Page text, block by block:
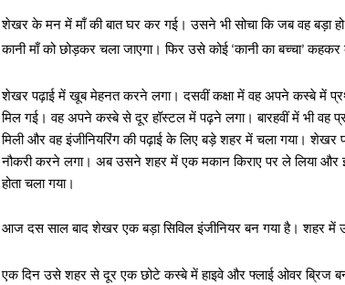
शेखर के मन में माँ की बात घर कर गई। उसने भी सोचा कि जब वह बड़ा हो
कानी माँ को छोड़कर चला जाएगा। फिर उसे कोई‘कानी का बच्चा’कहकर
शेखर पढ़ाई में खूब मेहनत करने लगा। दसवीं कक्षा में वह अपने कस्बे में
मिल गई। वह अपने कस्बे से दूर हॉस्टल में पढ़ने लगा। बारहवीं में भी वह
मिली और वह इंजीनियरिंग की पढ़ाई के लिए बड़े शहर में चला गया। शेखर
नौकरी करने लगा। अब उसने शहर में एक मकान किराए पर ले लिया और
होता चला गया।
आज दस साल बाद शेखर एक बड़ा सिविल इंजीनियर बन गया है। शहर में
एक दिन उसे शहर से दूर एक छोटे कस्बे में हाइवे और फ्लाई ओवर ब्रिज